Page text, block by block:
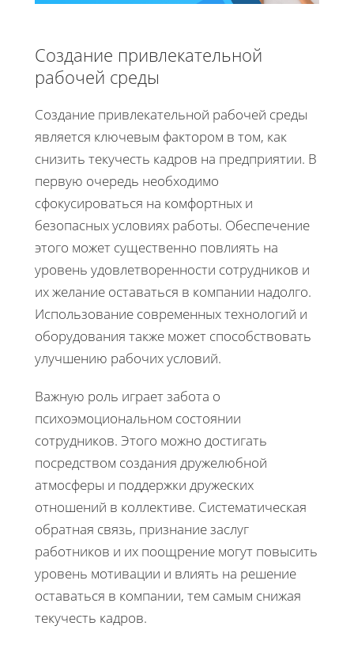
Создание привлекательной
рабочей среды
Создание привлекательной рабочей среды
является ключевым фактором в том, как
снизить текучесть кадров на предприятии. В
первую очередь необходимо
сфокусироваться на комфортных и
безопасных условиях работы. Обеспечение
этого может существенно повлиять на
уровень удовлетворенности сотрудников и
их желание оставаться в компании надолго.
Использование современных технологий и
оборудования также может способствовать
улучшению рабочих условий.
Важную роль играет забота о
психоэмоциональном состоянии
сотрудников. Этого можно достигать
посредством создания дружелюбной
атмосферы и поддержки дружеских
отношений в коллективе. Систематическая
обратная связь, признание заслуг
работников и их поощрение могут повысить
уровень мотивации и влиять на решение
оставаться в компании, тем самым снижая
текучесть кадров.